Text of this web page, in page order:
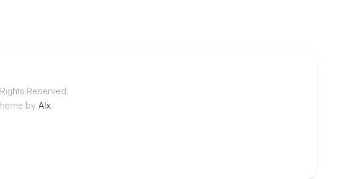
Reserved.
by Alx.